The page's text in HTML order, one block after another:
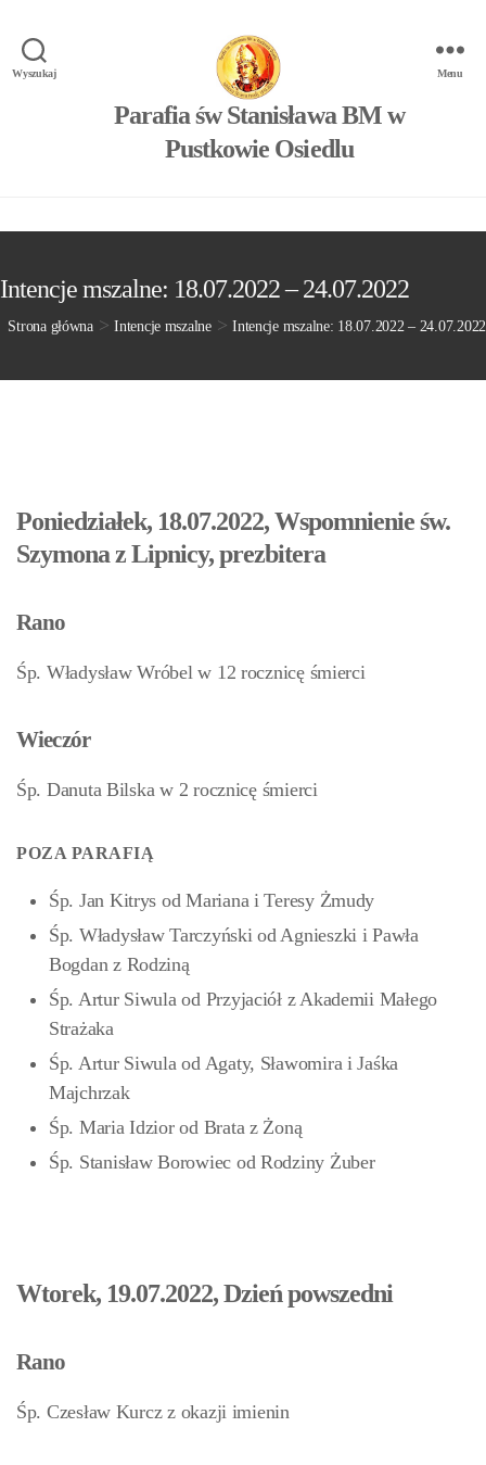
Wyszukaj
Parafia św Stanisława BM w
Pustkowie Osiedlu
Menu
Intencje mszalne: 18.07.2022 – 24.07.2022
Strona główna>Intencje mszalne>Intencje mszalne: 18.07.2022 – 24.07.2022
Poniedziałek, 18.07.2022, Wspomnienie św.
Szymona z Lipnicy, prezbitera
Rano
Śp. Władysław Wróbel w 12 rocznicę śmierci
Wieczór
Śp. Danuta Bilska w 2 rocznicę śmierci
POZA PARAFIĄ
Śp. Jan Kitrys od Mariana i Teresy Żmudy
Śp. Władysław Tarczyński od Agnieszki i Pawła
Bogdan z Rodziną
Śp. Artur Siwula od Przyjaciół z Akademii Małego
Strażaka
Śp. Artur Siwula od Agaty, Sławomira i Jaśka
Majchrzak
Śp. Maria Idzior od Brata z Żoną
Śp. Stanisław Borowiec od Rodziny Żuber
Wtorek, 19.07.2022, Dzień powszedni
Rano
Śp. Czesław Kurcz z okazji imienin